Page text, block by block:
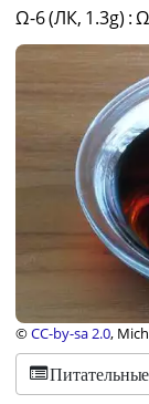
Ω-6 (ЛК, 1.3g) :
©CC-by-sa 2.0,
Schweiz